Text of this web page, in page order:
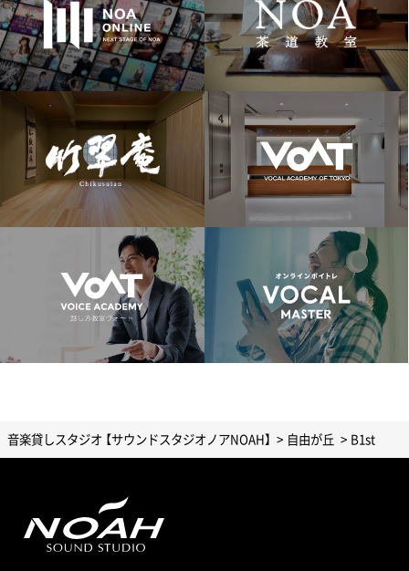
音楽貸しスタジオ 【サウンドスタジオノアNOAH】 自由が丘 B1st